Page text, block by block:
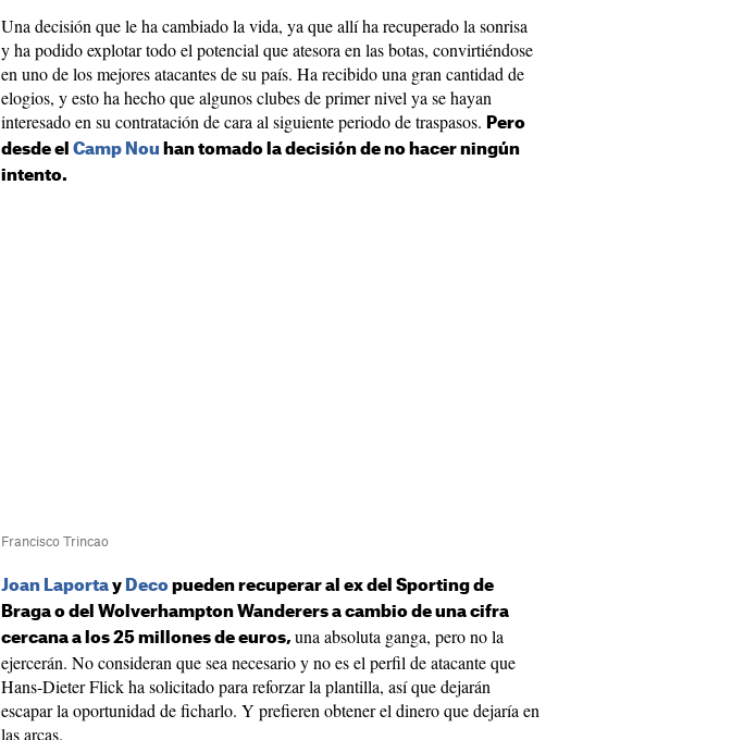
Una decisión que le ha cambiado la vida, ya que allí ha recuperado la sonrisa
y ha podido explotar todo el potencial que atesora en las botas, convirtiéndose
en uno de los mejores atacantes de su país. Ha recibido una gran cantidad de
elogios, y esto ha hecho que algunos clubes de primer nivel ya se hayan
interesado en su contratación de cara al siguiente periodo de traspasos. Pero
desde el Camp Nou han tomado la decisión de no hacer ningún
intento.
Francisco Trincao
Joan Laporta y Deco pueden recuperar al ex del Sporting de
Braga o del Wolverhampton Wanderers a cambio de una cifra
cercana a los 25 millones de euros, una absoluta ganga, pero no la
ejercerán. No consideran que sea necesario y no es el perfil de atacante que
Hans-Dieter Flick ha solicitado para reforzar la plantilla, así que dejarán
escapar la oportunidad de ficharlo. Y prefieren obtener el dinero que dejaría en
las arcas.